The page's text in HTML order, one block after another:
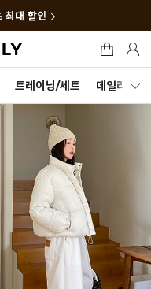
대 할인
트레이닝/세트 데일리세트